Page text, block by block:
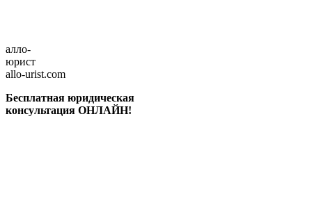
алло-
юрист
allo-urist.com
Бесплатная юридическая
консультация ОНЛАЙН!